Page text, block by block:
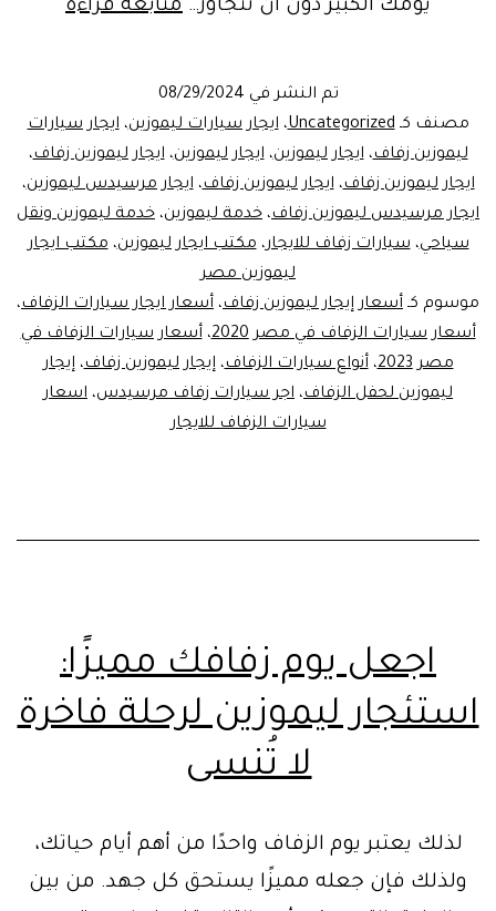
يومك الكبير دون أن تتجاوز… متابعة قراءة
:احتفل
بزفافك
باناقه
تم النشر في 08/29/2024
مصنف كـUncategorized،ايجار سيارات ليموزين،ايجار سيارات
ليموزين زفاف،ايجار ليموزين،ايجار ليموزين،ايجار ليموزين زفاف،
ايجار ليموزين زفاف،ايجار ليموزين زفاف،ايجار مرسيدس ليموزين،
ايجار مرسيدس ليموزين زفاف، خدمة ليموزين، خدمة ليموزين ونقل
سياحي،سيارات زفاف للايجار،مكتب ايجار ليموزين،مكتب ايجار
ليموزين مصر
موسوم كـ أسعار إيجار ليموزين زفاف، أسعار ايجار سيارات الزفاف،
أسعار سيارات الزفاف في مصر 2020
،أسعار سيارات الزفاف في
مصر 2023
،أنواع سيارات الزفاف،إيجار ليموزين زفاف،إيجار
ليموزين لحفل الزفاف، اجر سيارات زفاف مرسيدس، اسعار
سيارات الزفاف للايجار
اجعل يوم زفافك مميزًا:
استئجار ليموزين لرحلة فاخرة
لا تُنسى
لذلك يعتبر يوم الزفاف واحدًا من أهم أيام حياتك،
ولذلك فإن جعله مميزًا يستحق كل جهد. من بين